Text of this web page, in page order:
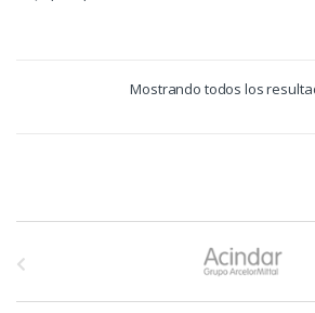
Mostrando todos los